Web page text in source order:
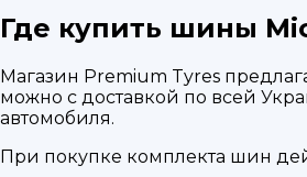
Где купить шины
Магазин Premium Tyres
можно с доставкой по всей
автомобиля.
При покупке комплекта шин